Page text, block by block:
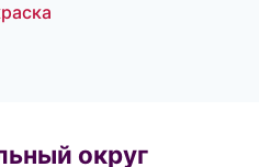
округ